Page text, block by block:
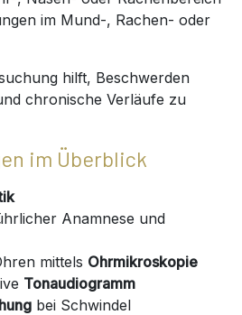
im Mund-, Rachen- oder
hilft, Beschwerden
chronische Verläufe zu
im Überblick
Anamnese und
mittels Ohrmikroskopie
Tonaudiogramm
bei Schwindel